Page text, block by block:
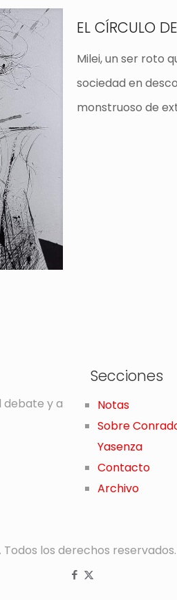
EL CÍRCULO
Milei, un ser roto
sociedad en
monstruoso de
debate y a
Secciones
Notas
Sobre
Yasenza
Contacto
Archivo
Todos los derechos